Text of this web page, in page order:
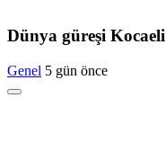
Dünya güreşi
Genel 5 gün önce